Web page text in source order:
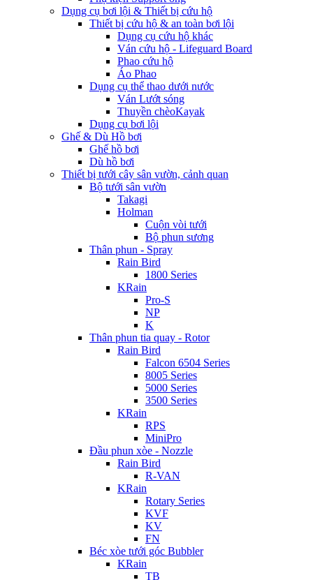
Dụng cụ bơi lội & Thiết bị cứu hộ
Thiết bị cứu hộ & an toàn bơi lội
Dụng cụ cứu hộ khác
Ván cứu hộ - Lifeguard Board
Phao cứu hộ
Áo Phao
Dụng cụ thể thao dưới nước
Ván Lướt sóng
Thuyền chèoKayak
Dụng cụ bơi lội
Ghế & Dù Hồ bơi
Ghế hồ bơi
Dù hồ bơi
Thiết bị tưới cây sân vườn, cảnh quan
Bộ tưới sân vườn
Takagi
Holman
Cuộn vòi tưới
Bộ phun sương
Thân phun - Spray
Rain Bird
1800 Series
KRain
Pro-S
NP
K
Thân phun tia quay - Rotor
Rain Bird
Falcon 6504 Series
8005 Series
5000 Series
3500 Series
KRain
RPS
MiniPro
Đầu phun xòe - Nozzle
Rain Bird
R-VAN
KRain
Rotary Series
KVF
KV
FN
Béc xòe tưới góc Bubbler
KRain
TB